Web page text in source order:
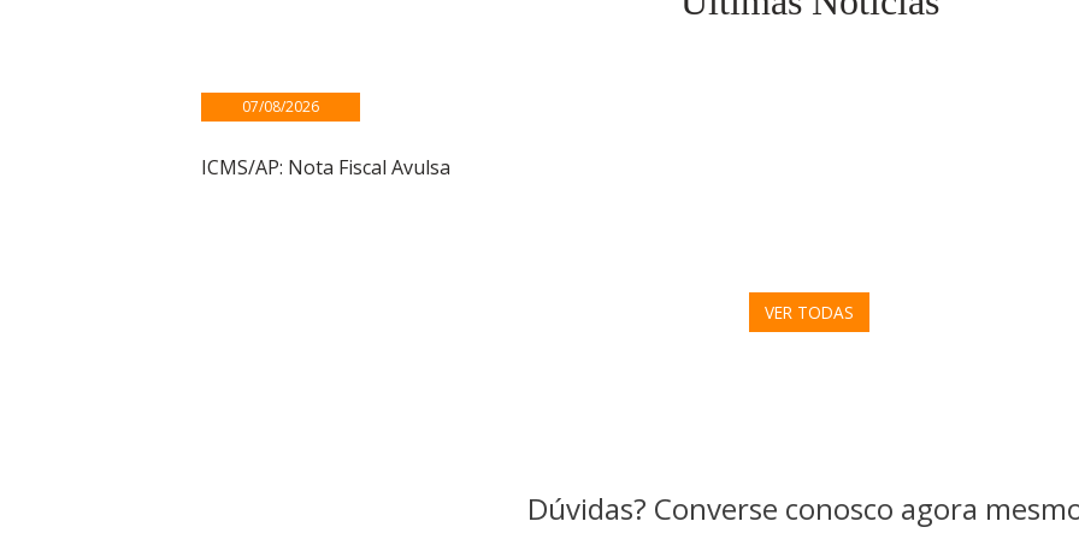
07/08/2026
ICMS/AP: Nota Fiscal Avulsa
VER TODAS
Dúvidas? Converse conosco agora